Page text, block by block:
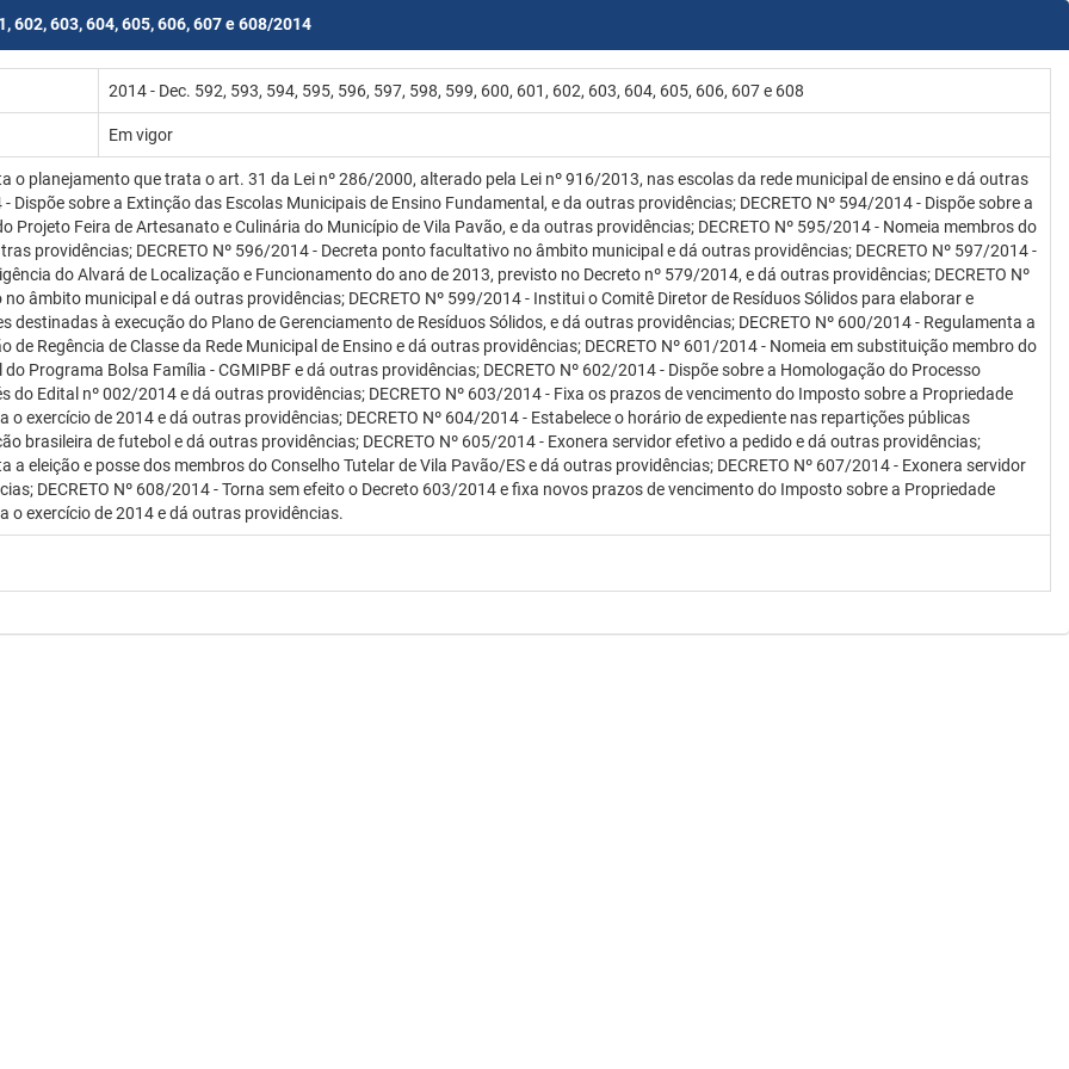
602, 603, 604, 605, 606, 607 e 608/2014
2014 - Dec. 592, 593, 594, 595, 596, 597, 598, 599, 600, 601, 602, 603, 604, 605, 606, 607 e 608
Em vigor
o planejamento que trata o art. 31 da Lei nº 286/2000, alterado pela Lei nº 916/2013, nas escolas da rede municipal de ensino e dá outras
Dispõe sobre a Extinção das Escolas Municipais de Ensino Fundamental, e da outras providências; DECRETO Nº 594/2014 - Dispõe sobre a
Projeto Feira de Artesanato e Culinária do Município de Vila Pavão, e da outras providências; DECRETO Nº 595/2014 - Nomeia membros do
providências; DECRETO Nº 596/2014 - Decreta ponto facultativo no âmbito municipal e dá outras providências; DECRETO Nº 597/2014 -
do Alvará de Localização e Funcionamento do ano de 2013, previsto no Decreto nº 579/2014, e dá outras providências; DECRETO Nº
âmbito municipal e dá outras providências; DECRETO Nº 599/2014 - Institui o Comitê Diretor de Resíduos Sólidos para elaborar e
à execução do Plano de Gerenciamento de Resíduos Sólidos, e dá outras providências; DECRETO Nº 600/2014 - Regulamenta a
de Regência de Classe da Rede Municipal de Ensino e dá outras providências; DECRETO Nº 601/2014 - Nomeia em substituição membro do
Programa Bolsa Família - CGMIPBF e dá outras providências; DECRETO Nº 602/2014 - Dispõe sobre a Homologação do Processo
do Edital nº 002/2014 e dá outras providências; DECRETO Nº 603/2014 - Fixa os prazos de vencimento do Imposto sobre a Propriedade
o exercício de 2014 e dá outras providências; DECRETO Nº 604/2014 - Estabelece o horário de expediente nas repartições públicas
brasileira de futebol e dá outras providências; DECRETO Nº 605/2014 - Exonera servidor efetivo a pedido e dá outras providências;
a eleição e posse dos membros do Conselho Tutelar de Vila Pavão/ES e dá outras providências; DECRETO Nº 607/2014 - Exonera servidor
DECRETO Nº 608/2014 - Torna sem efeito o Decreto 603/2014 e fixa novos prazos de vencimento do Imposto sobre a Propriedade
o exercício de 2014 e dá outras providências.